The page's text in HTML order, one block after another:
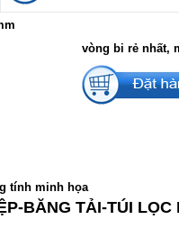
vòng bi rẻ nhất,
tính minh họa
BĂNG TẢI-TÚI LỌC